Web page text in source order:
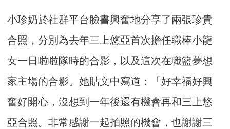
小珍奶於社群平台臉書興奮地分享了兩張珍貴
合照，分別為去年三上悠亞首次擔任職棒小龍
女一日啦啦隊時的合影，以及這次在職籃夢想
家主場的合影。她貼文中寫道：「好幸福好興
奮好開心，沒想到一年後還有機會再和三上悠
亞合照。非常感謝一起拍照的機會，也謝謝三